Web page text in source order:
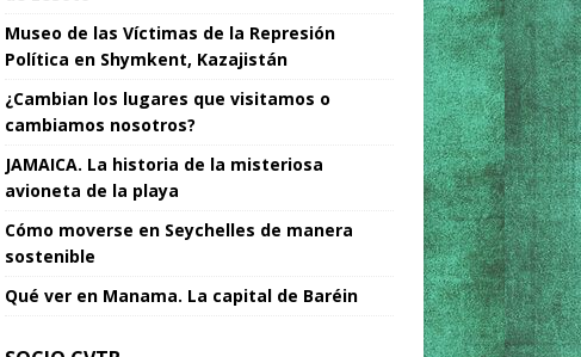
Museo de las Víctimas de la Represión
Política en Shymkent, Kazajistán
¿Cambian los lugares que visitamos o
cambiamos nosotros?
JAMAICA. La historia de la misteriosa
avioneta de la playa
Cómo moverse en Seychelles de manera
sostenible
Qué ver en Manama. La capital de Baréin